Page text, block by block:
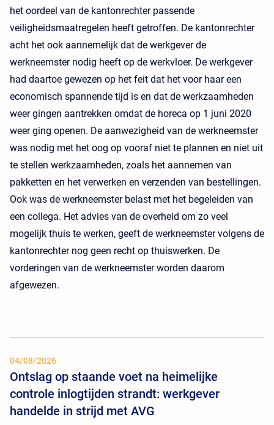
het oordeel van de kantonrechter passende
veiligheidsmaatregelen heeft getroffen. De kantonrechter
acht het ook aannemelijk dat de werkgever de
werkneemster nodig heeft op de werkvloer. De werkgever
had daartoe gewezen op het feit dat het voor haar een
economisch spannende tijd is en dat de werkzaamheden
weer gingen aantrekken omdat de horeca op 1 juni 2020
weer ging openen. De aanwezigheid van de werkneemster
was nodig met het oog op vooraf niet te plannen en niet uit
te stellen werkzaamheden, zoals het aannemen van
pakketten en het verwerken en verzenden van bestellingen.
Ook was de werkneemster belast met het begeleiden van
een collega. Het advies van de overheid om zo veel
mogelijk thuis te werken, geeft de werkneemster volgens de
kantonrechter nog geen recht op thuiswerken. De
vorderingen van de werkneemster worden daarom
afgewezen.
04/08/2026
Ontslag op staande voet na heimelijke
controle inlogtijden strandt: werkgever
handelde in strijd met AVG